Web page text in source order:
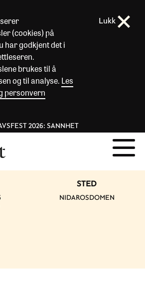
(cookies) på
har godkjent det i
brukes til å
og til analyse. Les
personvern
Lukk
2026: SANNHET
STED
NIDAROSDOMEN